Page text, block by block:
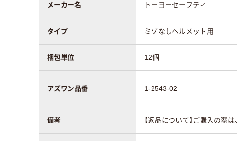
メーカー名 トーヨーセーフティ
タイプ ミゾなしヘルメット用
梱包単位 12個
アズワン品番 1-2543-02
備考 【返品について】ご購入の際